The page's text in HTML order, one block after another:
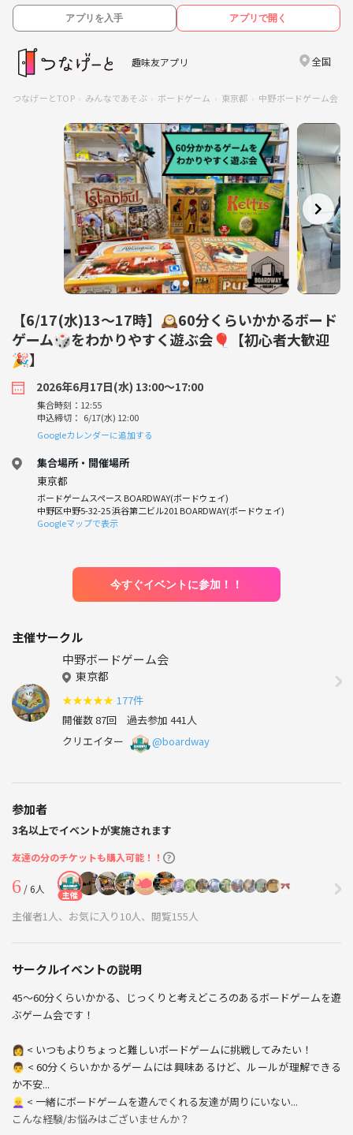
アプリを入手 アプリで開く
趣味友アプリ 全国
つなげーとTOP みんなであそぶ ボードゲーム 東京都 中野ボードゲーム会
【6/17(水)13〜17時】🕰️60分くらいかかるボード
ゲーム🎲をわかりやすく遊ぶ会🎈【初心者大歓迎
🎉】
2026年6月17日(水) 13:00〜17:00
集合時刻：12:55
申込締切： 6/17(水) 12:00
Googleカレンダーに追加する
集合場所・開催場所
東京都
ボードゲームスペース BOARDWAY(ボードウェイ)
中野区中野5-32-25 浜谷第二ビル201 BOARDWAY(ボードウェイ)
Googleマップで表示
今すぐイベントに参加！！
主催サークル
中野ボードゲーム会
東京都
★★★★★ 177件
開催数 87回 過去参加 441人
クリエイター
@boardway
参加者
3名以上でイベントが実施されます
友達の分のチケットも購入可能！！
6/ 6人 主催
主催者1人、お気に入り10人、閲覧155人
サークルイベントの説明
45〜60分くらいかかる、じっくりと考えどころのあるボードゲームを遊
ぶゲーム会です！
👩 < いつもよりちょっと難しいボードゲームに挑戦してみたい！
👨 < 60分くらいかかるゲームには興味あるけど、ルールが理解できる
か不安...
👱‍♀️ < 一緒にボードゲームを遊んでくれる友達が周りにいない...
こんな経験/お悩みはございませんか？